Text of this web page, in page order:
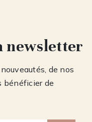
newsletter
de nos
bénéficier de